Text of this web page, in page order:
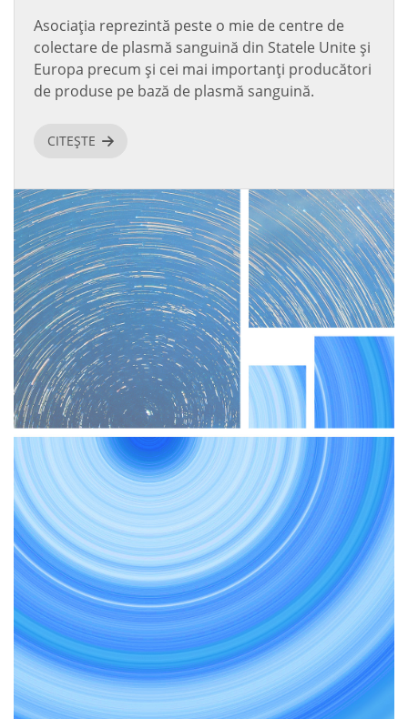
Asociația reprezintă peste o mie de centre de
colectare de plasmă sanguină din Statele Unite și
Europa precum și cei mai importanți producători
de produse pe bază de plasmă sanguină.
CITEȘTE